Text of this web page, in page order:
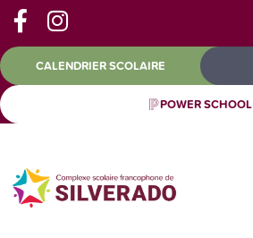
CALENDRIER SCOLAIRE
POWER SCHOOL